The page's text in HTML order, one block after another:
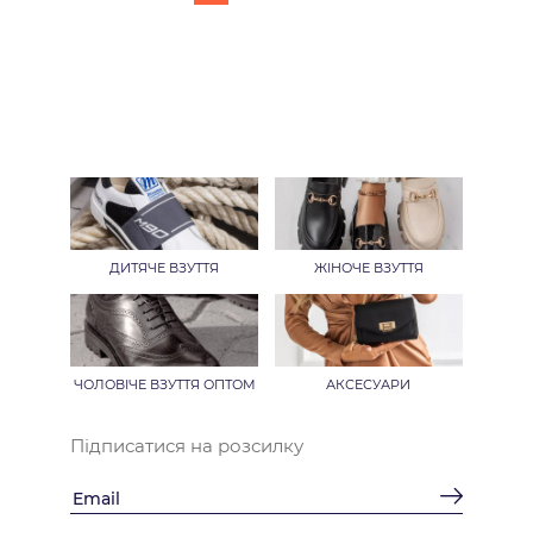
Підписатися на розсилку
ДИТЯЧЕ ВЗУТТЯ ЖІНОЧЕ ВЗУТТЯ
ЧОЛОВІЧЕ ВЗУТТЯ ОПТОМ АКСЕСУАРИ